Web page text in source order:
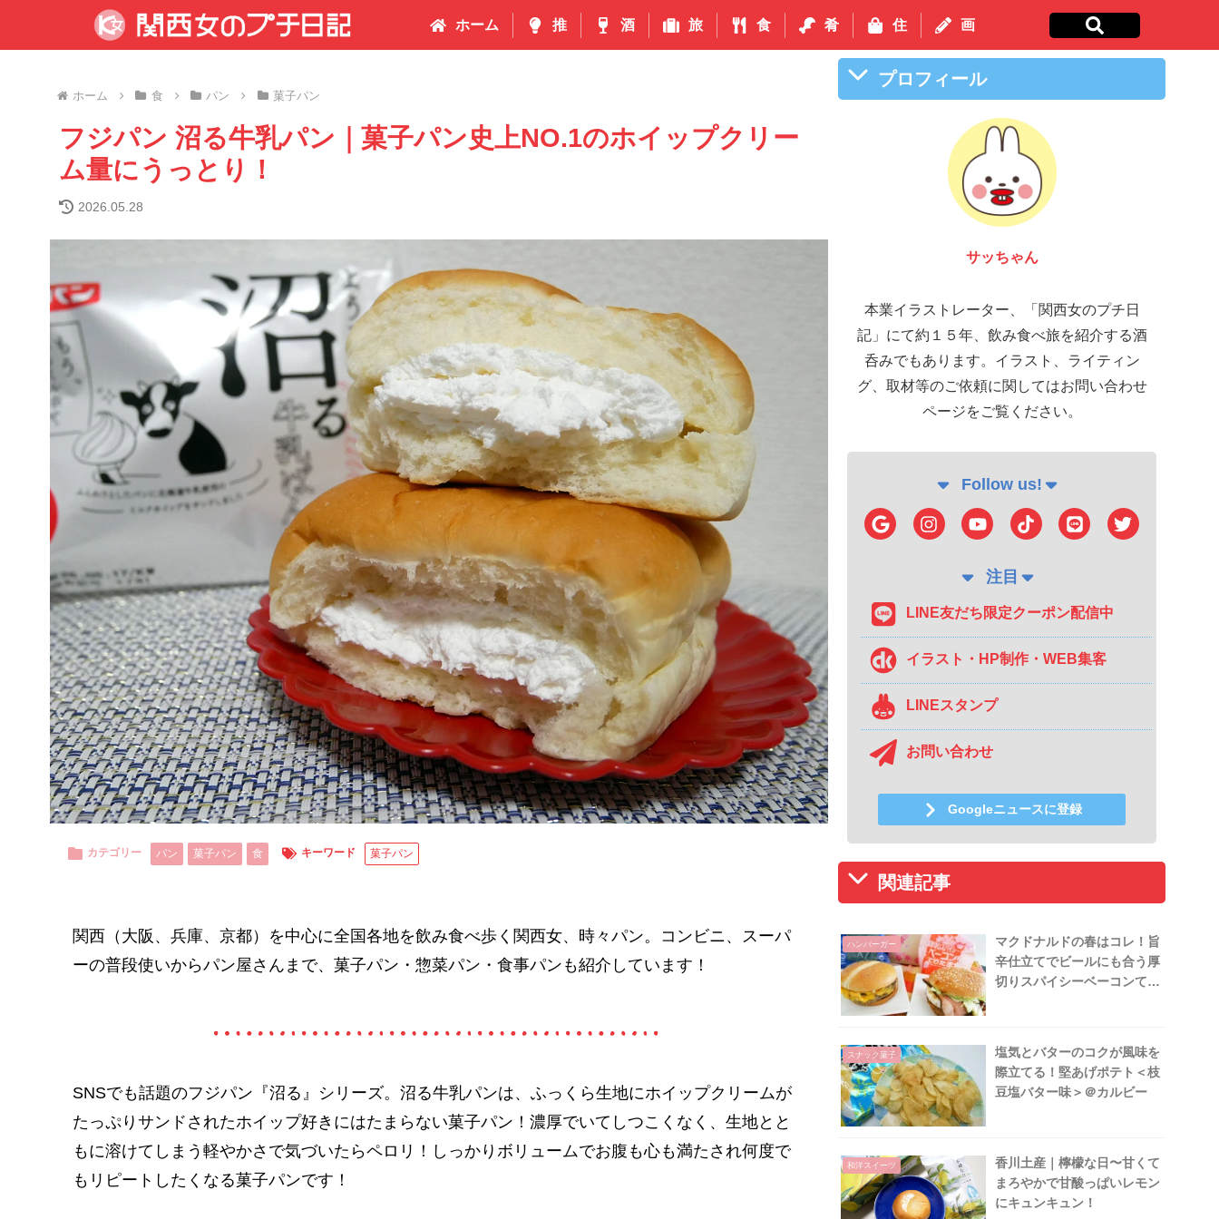
ホーム 推 酒 旅 食 肴 住 画
ホーム 食 パン 菓子パン
フジパン 沼る牛乳パン｜菓子パン史上NO.1のホイップクリー
ム量にうっとり！
2026.05.28
カテゴリー パン 菓子パン 食 キーワード 菓子パン
関西（大阪、兵庫、京都）を中心に全国各地を飲み食べ歩く関西女、時々パン。コンビニ、スーパ
ーの普段使いからパン屋さんまで、菓子パン・惣菜パン・食事パンも紹介しています！
SNSでも話題のフジパン『沼る』シリーズ。沼る牛乳パンは、ふっくら生地にホイップクリームが
たっぷりサンドされたホイップ好きにはたまらない菓子パン！濃厚でいてしつこくなく、生地とと
もに溶けてしまう軽やかさで気づいたらペロリ！しっかりボリュームでお腹も心も満たされ何度で
もリピートしたくなる菓子パンです！
プロフィール
サッちゃん
本業イラストレーター、「関西女のプチ日
記」にて約１５年、飲み食べ旅を紹介する酒
呑みでもあります。イラスト、ライティン
グ、取材等のご依頼に関してはお問い合わせ
ページをご覧ください。
Follow us!
注目
LINE友だち限定クーポン配信中
イラスト・HP制作・WEB集客
LINEスタンプ
お問い合わせ
Googleニュースに登録
関連記事
ハンバーガー
マクドナルドの春はコレ！旨
辛仕立てでビールにも合う厚
切りスパイシーベーコンてり
スナック菓子
塩気とバターのコクが風味を
際立てる！堅あげポテト＜枝
豆塩バター味＞＠カルビー
和洋スイーツ
香川土産｜檸檬な日〜甘くて
まろやかで甘酸っぱいレモン
にキュンキュン！